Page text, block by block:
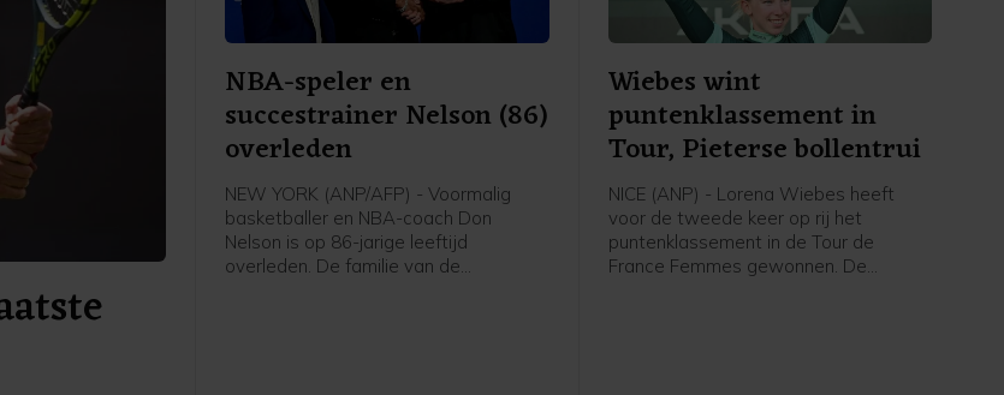
NBA-speler en
succestrainer Nelson (86)
overleden
NEW YORK (ANP/AFP) - Voormalig
basketballer en NBA-coach Don
Nelson is op 86-jarige leeftijd
overleden. De familie van de
Wiebes wint
puntenklassement in
Tour, Pieterse bollentrui
NICE (ANP) - Lorena Wiebes heeft
voor de tweede keer op rij het
puntenklassement in de Tour de
France Femmes gewonnen. De